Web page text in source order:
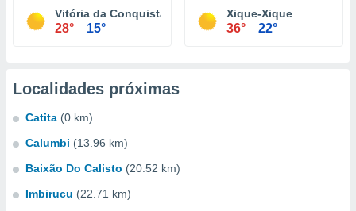
Vitória da Conquista
28° 15°
Xique-Xique
36° 22°
Localidades próximas
Catita (0 km)
Calumbi (13.96 km)
Baixão Do Calisto (20.52 km)
Imbirucu (22.71 km)